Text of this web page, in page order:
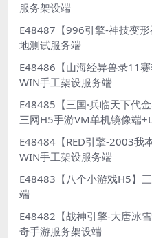
服务架设端
E48487【996引擎-神技变
地测试服务端
E48486【山海经异兽录11
WIN手工架设服务端
E48485【三国·兵临天下代
三网H5手游VM单机镜像端
E48484【RED引擎-2003我
WIN手工架设服务端
E48483【八个小游戏H5】
端
E48482【战神引擎-大唐冰
奇手游服务架设端